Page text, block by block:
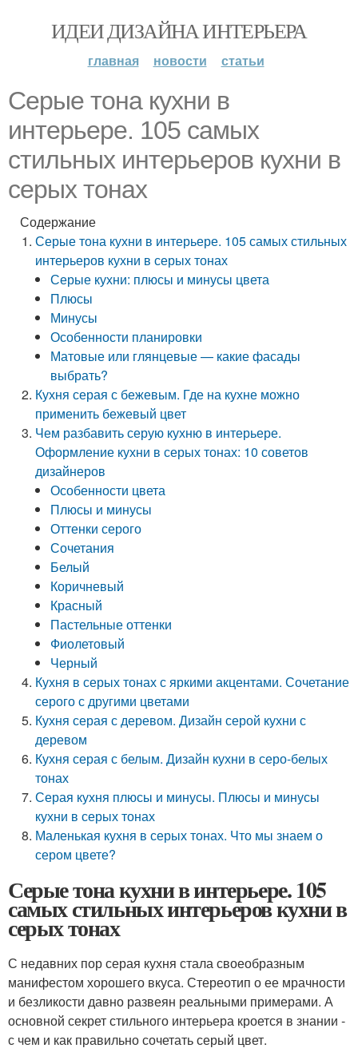
ИДЕИ ДИЗАЙНА ИНТЕРЬЕРА
главная новости статьи
Серые тона кухни в
интерьере. 105 самых
стильных интерьеров кухни в
серых тонах
Содержание
Серые тона кухни в интерьере. 105 самых стильных
интерьеров кухни в серых тонах
Серые кухни: плюсы и минусы цвета
Плюсы
Минусы
Особенности планировки
Матовые или глянцевые — какие фасады
выбрать?
Кухня серая с бежевым. Где на кухне можно
применить бежевый цвет
Чем разбавить серую кухню в интерьере.
Оформление кухни в серых тонах: 10 советов
дизайнеров
Особенности цвета
Плюсы и минусы
Оттенки серого
Сочетания
Белый
Коричневый
Красный
Пастельные оттенки
Фиолетовый
Черный
Кухня в серых тонах с яркими акцентами. Сочетание
серого с другими цветами
Кухня серая с деревом. Дизайн серой кухни с
деревом
Кухня серая с белым. Дизайн кухни в серо-белых
тонах
Серая кухня плюсы и минусы. Плюсы и минусы
кухни в серых тонах
Маленькая кухня в серых тонах. Что мы знаем о
сером цвете?
Серые тона кухни в интерьере. 105
самых стильных интерьеров кухни в
серых тонах
С недавних пор серая кухня стала своеобразным
манифестом хорошего вкуса. Стереотип о ее мрачности
и безликости давно развеян реальными примерами. А
основной секрет стильного интерьера кроется в знании ‑
с чем и как правильно сочетать серый цвет.